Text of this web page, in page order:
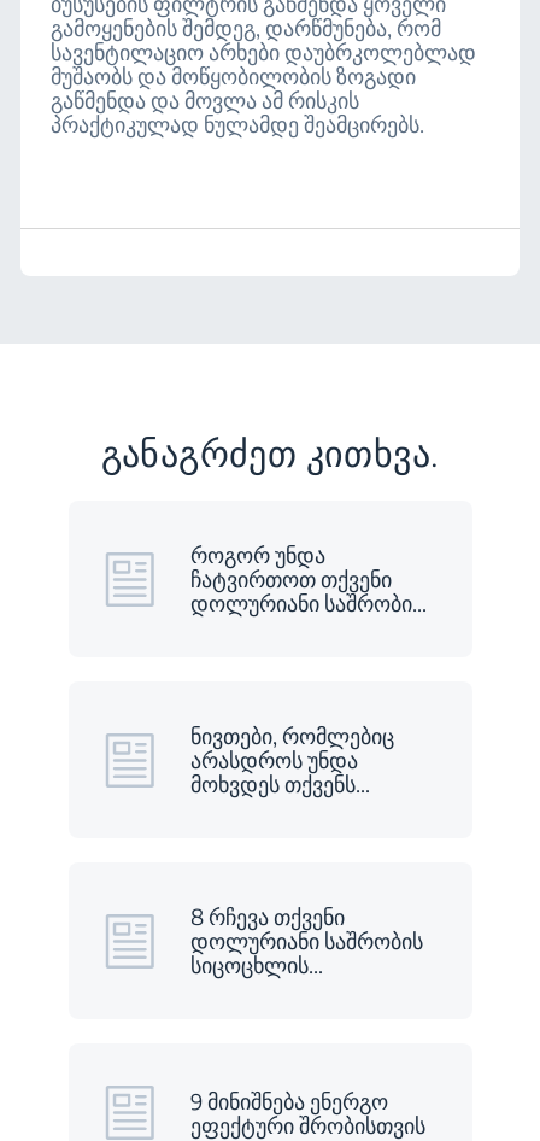
გამოყენების შემდეგ, დარწმუნება, რომ
სავენტილაციო არხები დაუბრკოლებლად
მუშაობს და მოწყობილობის ზოგადი
გაწმენდა და მოვლა ამ რისკის
პრაქტიკულად ნულამდე შეამცირებს.
განაგრძეთ კითხვა.
როგორ უნდა
ჩატვირთოთ თქვენი
დოლურიანი საშრობი…
ნივთები, რომლებიც
არასდროს უნდა
მოხვდეს თქვენს…
8 რჩევა თქვენი
დოლურიანი საშრობის
სიცოცხლის…
9 მინიშნება ენერგო
ეფექტური შრობისთვის